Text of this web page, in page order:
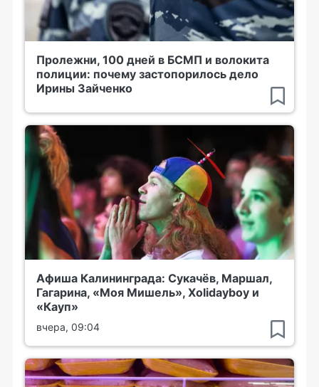
Пролежни, 100 дней в БСМП и волокита
полиции: почему застопорилось дело
Ирины Зайченко
Афиша Калининграда: Сукачёв, Маршал,
Гагарина, «Моя Мишель», Xolidayboy и
«Кауп»
вчера, 09:04